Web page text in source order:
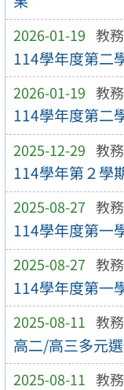
2026-01-19 教
114學年度第二
2026-01-19 教
114學年度第二
2025-12-29 教
114學年第２學
2025-08-27 教
114學年度第一
2025-08-27 教
114學年度第一
2025-08-11 教
高二/高三多元
2025-08-11 教